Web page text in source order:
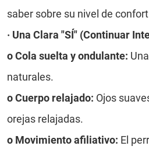
saber sobre su nivel de
· Una Clara "SÍ" (Continuar
oCola suelta y ondulante:
naturales.
oCuerpo relajado: Ojos
orejas relajadas.
o Movimiento afiliativo: El